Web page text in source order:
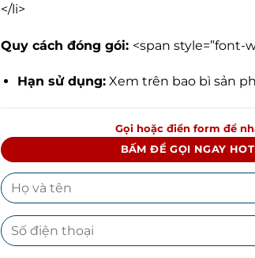
</li>
Quy cách đóng gói: <span style=”font-
Hạn sử dụng: Xem trên bao bì sản
Gọi hoặc điền form để
BẤM ĐỂ GỌI NGAY